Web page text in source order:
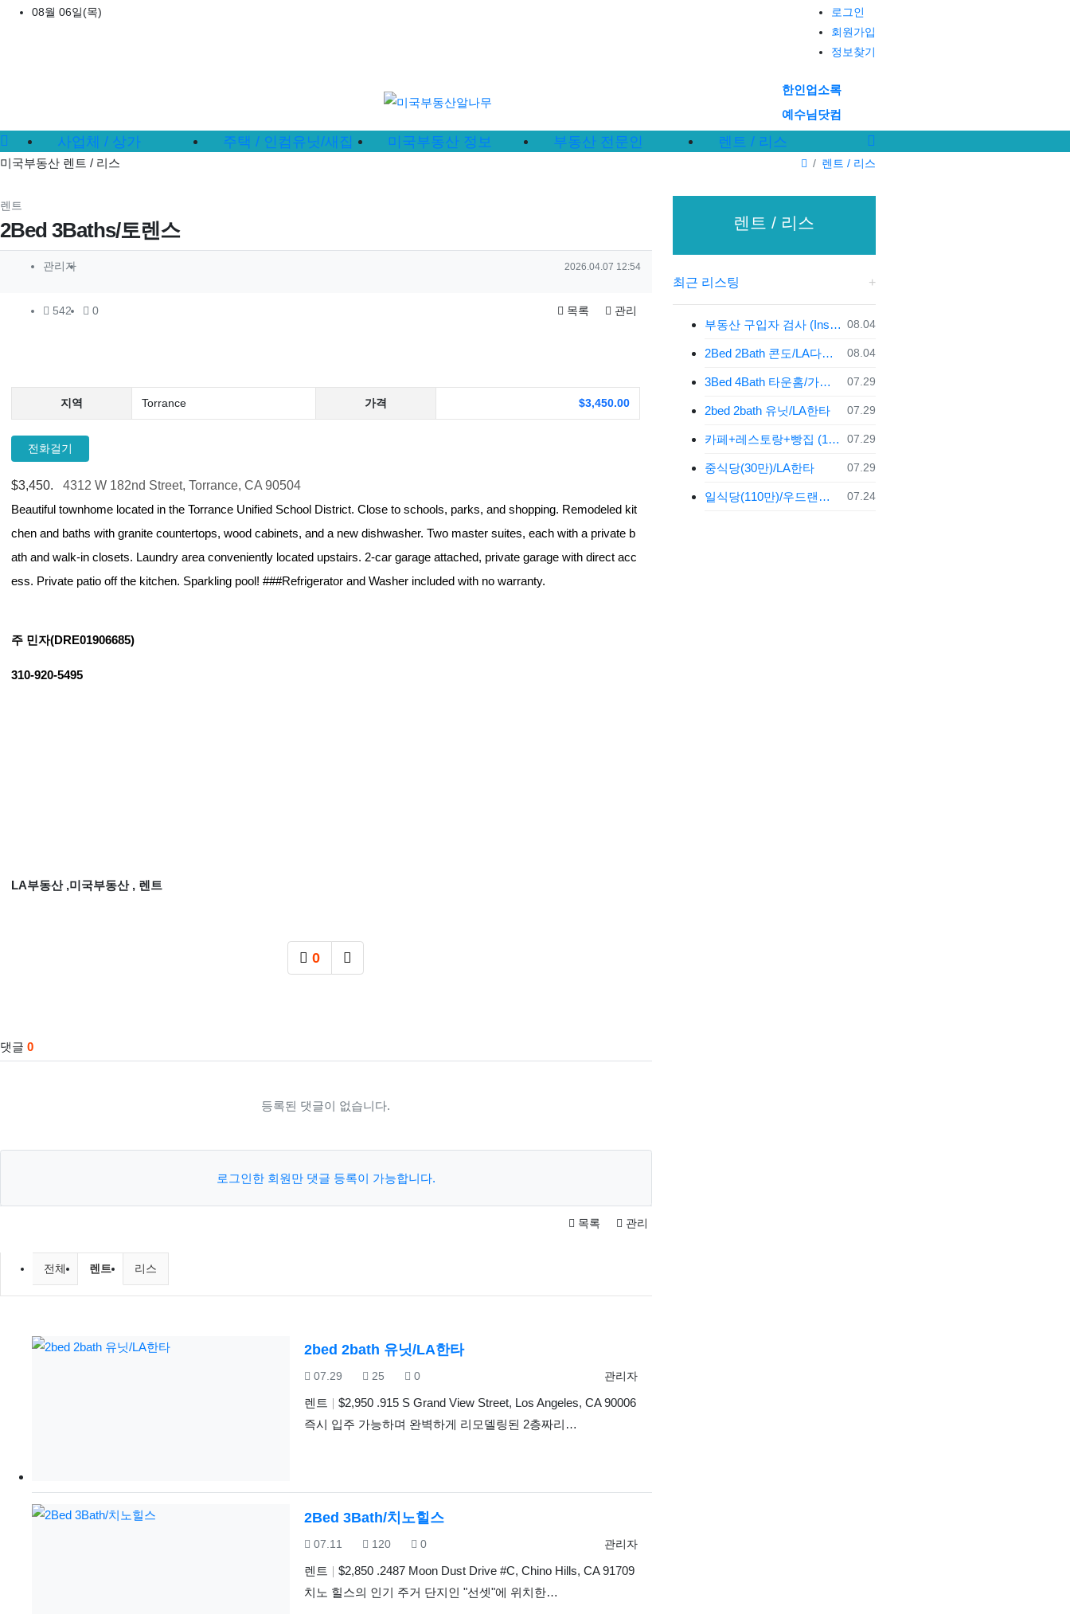
상단 네비
08월 06일(목)
로그인
회원가입
정보찾기
한인업소록
예수님닷컴
메인 메뉴사업체 / 상가 주택 / 인컴유닛/새집 미국부동산 정보 부동산 전문인 렌트 / 리스
미국부동산 렌트 / 리스 렌트 / 리스
렌트
2Bed 3Baths/토렌스
작성자 정보
관리자작성 작성일
2026.04.07 12:54
컨텐츠 정보
542조회0추천 목록 관리
지역 Torrance 가격 $3,450.00
전화걸기
$3,450. 4312 W 182nd Street, Torrance, CA 90504
Beautiful townhome located in the Torrance Unified School District. Close to schools, parks, and shopping. Remodeled kit
chen and baths with granite countertops, wood cabinets, and a new dishwasher. Two master suites, each with a private b
ath and walk-in closets. Laundry area conveniently located upstairs. 2-car garage attached, private garage with direct acc
ess. Private patio off the kitchen. Sparkling pool! ###Refrigerator and Washer included with no warranty.
주 민자(DRE01906685)
310-920-5495
LA부동산 ,미국부동산 , 렌트
0
추천 SNS 공유
댓글 0
등록된 댓글이 없습니다.
로그인한 회원만 댓글 등록이 가능합니다.
목록 관리
미국부동산 렌트 / 리스 분류 목록
전체 현재 분류
렌트 리스
2bed 2bath 유닛/LA한타
등록자
관리자
등록일
07.29 조회
25 추천
0
렌트
$2,950 .915 S Grand View Street, Los Angeles, CA 90006
즉시 입주 가능하며 완벽하게 리모델링된 2층짜리…
2Bed 3Bath/치노힐스
등록자
관리자
등록일
07.11 조회
120 추천
0
렌트
$2,850 .2487 Moon Dust Drive #C, Chino Hills, CA 91709
치노 힐스의 인기 주거 단지인 "선셋"에 위치한…
렌트 / 리스
최근 리스팅
등록일
08.04
부동산 구입자 검사 (Inspection)의무
등록일
08.04
2Bed 2Bath 콘도/LA다운타운
등록일
07.29
3Bed 4Bath 타운홈/가디나
등록일
07.29
2bed 2bath 유닛/LA한타
등록일
07.29
카페+레스토랑+빵집 (180만)/LA
등록일
07.29
중식당(30만)/LA한타
등록일
07.24
일식당(110만)/우드랜드힐스